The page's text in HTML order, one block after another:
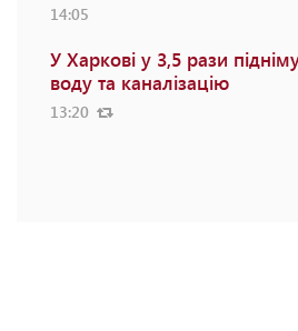
14:05
У Харкові у 3,5 рази
воду та каналізацію
13:20